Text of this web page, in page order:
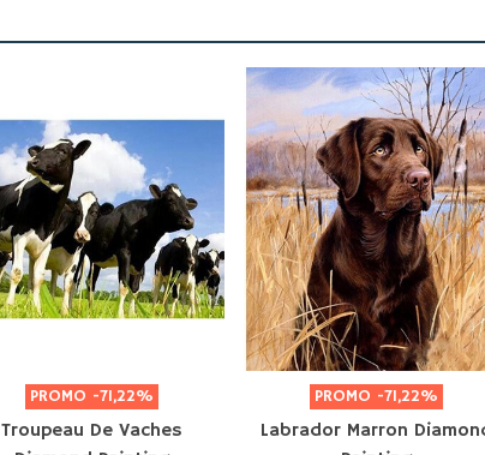
PROMO -71,22%
Troupeau De Vaches
PROMO -71,22%
Labrador Marron